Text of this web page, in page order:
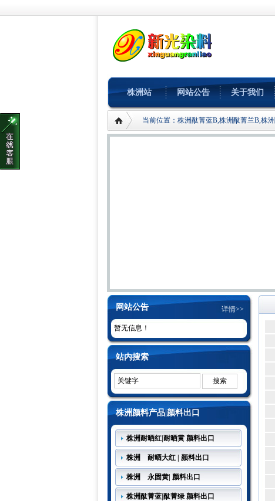
株洲站 网站公告 关于我们
当前位置：株洲酞菁蓝B,株洲酞菁兰B,株
详情>>
网站公告
暂无信息！
站内搜索
株洲颜料产品|颜料出口
株洲耐晒红|耐晒黄 颜料出口
株洲 耐晒大红 | 颜料出口
株洲 永固黄| 颜料出口
株洲酞菁蓝|酞菁绿 颜料出口